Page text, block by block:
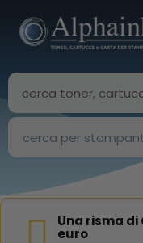
Una risma di
euro